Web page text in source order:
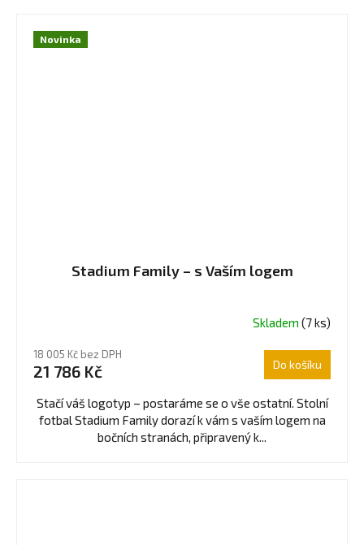
Novinka
Stadium Family – s Vaším logem
Skladem (7 ks)
18 005 Kč bez DPH
21 786 Kč Do košíku
Stačí váš logotyp – postaráme se o vše ostatní. Stolní
fotbal Stadium Family dorazí k vám s vaším logem na
bočních stranách, připravený k...